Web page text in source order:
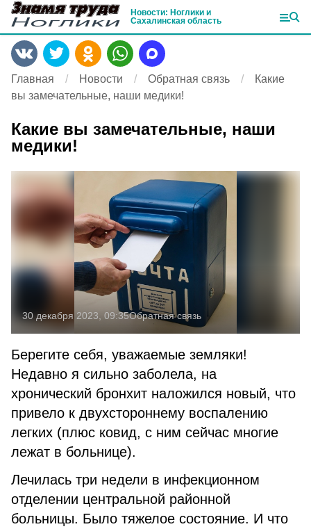
Новости: Ноглики и
Сахалинская область
Главная Новости Обратная связь
Какие
вы замечательные, наши медики!
Какие вы замечательные, наши
медики!
30 декабря 2023, 09:35Обратная связь
Берегите себя, уважаемые земляки!
Недавно я сильно заболела, на
хронический бронхит наложился новый, что
привело к двухстороннему воспалению
легких (плюс ковид, с ним сейчас многие
лежат в больнице).
Лечилась три недели в инфекционном
отделении центральной районной
больницы. Было тяжелое состояние. И что